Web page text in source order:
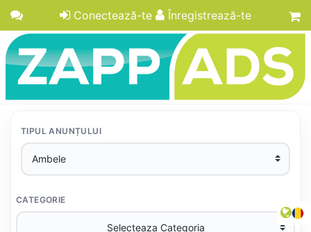
Conectează-te Înregistrează-te
TIPUL ANUNȚULUI
CATEGORIE